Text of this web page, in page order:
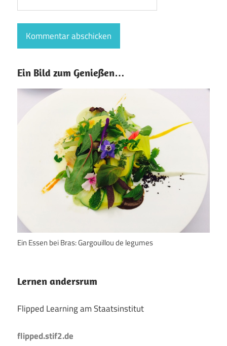
Ein Bild zum Genießen…
Ein Essen bei Bras: Gargouillou de legumes
Lernen andersrum
Flipped Learning am Staatsinstitut
flipped.stif2.de